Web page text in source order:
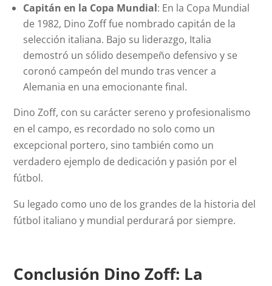
Capitán en la Copa Mundial: En la Copa Mundial
de 1982, Dino Zoff fue nombrado capitán de la
selección italiana. Bajo su liderazgo, Italia
demostró un sólido desempeño defensivo y se
coronó campeón del mundo tras vencer a
Alemania en una emocionante final.
Dino Zoff, con su carácter sereno y profesionalismo
en el campo, es recordado no solo como un
excepcional portero, sino también como un
verdadero ejemplo de dedicación y pasión por el
fútbol.
Su legado como uno de los grandes de la historia del
fútbol italiano y mundial perdurará por siempre.
Conclusión Dino Zoff: La